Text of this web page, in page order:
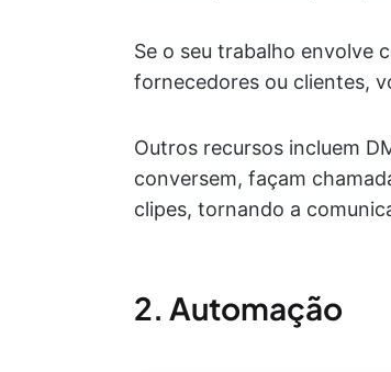
Se o seu trabalho envolve
fornecedores ou clientes,
Outros recursos incluem
conversem, façam
clipes, tornando a
2. Automação